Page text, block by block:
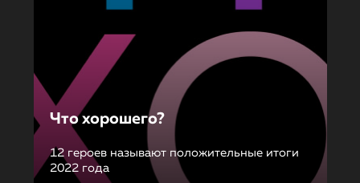
Что хорошего?
12 героев называют положительные итоги
2022 года